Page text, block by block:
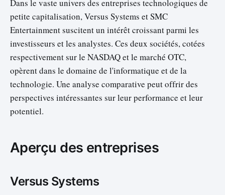
Dans le vaste univers des entreprises technologiques de
petite capitalisation, Versus Systems et SMC
Entertainment suscitent un intérêt croissant parmi les
investisseurs et les analystes. Ces deux sociétés, cotées
respectivement sur le NASDAQ et le marché OTC,
opèrent dans le domaine de l'informatique et de la
technologie. Une analyse comparative peut offrir des
perspectives intéressantes sur leur performance et leur
potentiel.
Aperçu des entreprises
Versus Systems